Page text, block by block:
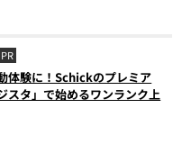
PR
体験に！Schickのプレミア
スタ」で始めるワンランク上